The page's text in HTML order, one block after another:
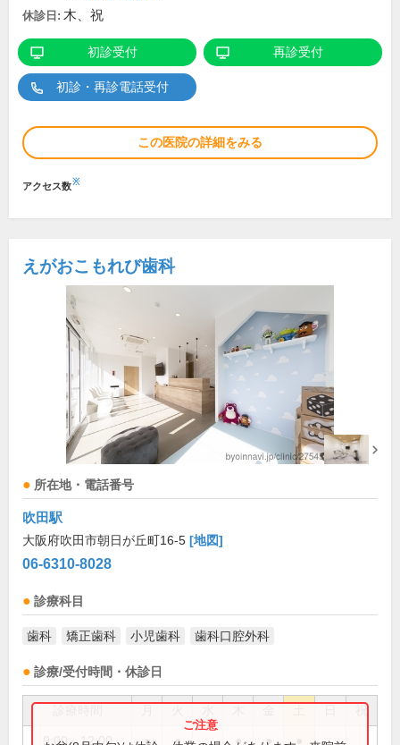
休診日: 木、祝
初診受付 再診受付
初診・再診電話受付
この医院の詳細をみる
アクセス数※
えがおこもれび歯科
所在地・電話番号
吹田駅
大阪府吹田市朝日が丘町16-5 [地図]
06-6310-8028
診療科目
歯科 矯正歯科 小児歯科 歯科口腔外科
診療/受付時間・休診日
祝
9:00～12:00 ● ● ● ●